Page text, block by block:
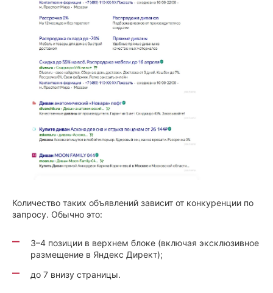
Количество таких объявлений зависит от конкуренции по
запросу. Обычно это:
3–4 позиции в верхнем блоке (включая эксклюзивное
размещение в Яндекс Директ);
до 7 внизу страницы.